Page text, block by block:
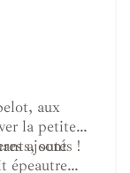
aux
la petite
ajoutés !
sont
épeautre